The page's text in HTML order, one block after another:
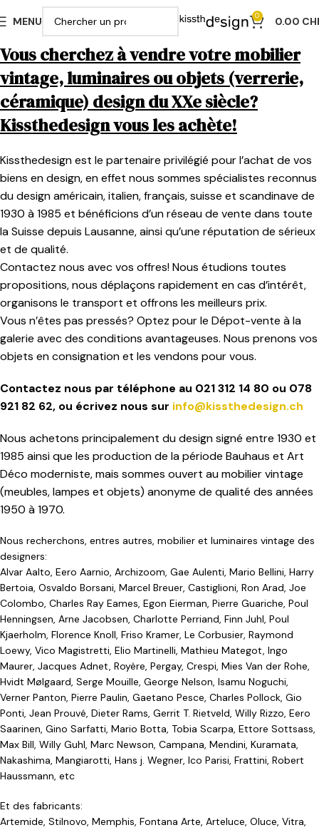
MENU 0 0.00
Vous cherchez à vendre votre mobilier
vintage, luminaires ou objets (verrerie,
céramique) design du XXe siècle?
Kissthedesign vous les achète!
Kissthedesign est le partenaire privilégié pour l’achat de vos
biens en design, en effet nous sommes spécialistes reconnus
du design américain, italien, français, suisse et scandinave de
1930 à 1985 et bénéficions d’un réseau de vente dans toute
la Suisse depuis Lausanne, ainsi qu’une réputation de sérieux
et de qualité.
Contactez nous avec vos offres! Nous étudions toutes
propositions, nous déplaçons rapidement en cas d’intérêt,
organisons le transport et offrons les meilleurs prix.
Vous n’êtes pas pressés? Optez pour le Dépot-vente à la
galerie avec des conditions avantageuses. Nous prenons vos
objets en consignation et les vendons pour vous.
Contactez nous par téléphone au 021 312 14 80 ou 078
921 82 62, ou écrivez nous sur info@kissthedesign.ch
Nous achetons principalement du design signé entre 1930 et
1985 ainsi que les production de la période Bauhaus et Art
Déco moderniste, mais sommes ouvert au mobilier vintage
(meubles, lampes et objets) anonyme de qualité des années
1950 à 1970.
Nous recherchons, entres autres, mobilier et luminaires vintage des
designers:
Alvar Aalto, Eero Aarnio, Archizoom, Gae Aulenti, Mario Bellini, Harry
Bertoia, Osvaldo Borsani, Marcel Breuer, Castiglioni, Ron Arad, Joe
Colombo, Charles Ray Eames, Egon Eierman, Pierre Guariche, Poul
Henningsen, Arne Jacobsen, Charlotte Perriand, Finn Juhl, Poul
Kjaerholm, Florence Knoll, Friso Kramer, Le Corbusier, Raymond
Loewy, Vico Magistretti, Elio Martinelli, Mathieu Mategot, Ingo
Maurer, Jacques Adnet, Royère, Pergay, Crespi, Mies Van der Rohe,
Hvidt Mølgaard, Serge Mouille, George Nelson, Isamu Noguchi,
Verner Panton, Pierre Paulin, Gaetano Pesce, Charles Pollock, Gio
Ponti, Jean Prouvé, Dieter Rams, Gerrit T. Rietveld, Willy Rizzo, Eero
Saarinen, Gino Sarfatti, Mario Botta, Tobia Scarpa, Ettore Sottsass,
Max Bill, Willy Guhl, Marc Newson, Campana, Mendini, Kuramata,
Nakashima, Mangiarotti, Hans j. Wegner, Ico Parisi, Frattini, Robert
Haussmann, etc
Et des fabricants:
Artemide, Stilnovo, Memphis, Fontana Arte, Arteluce, Oluce, Vitra,